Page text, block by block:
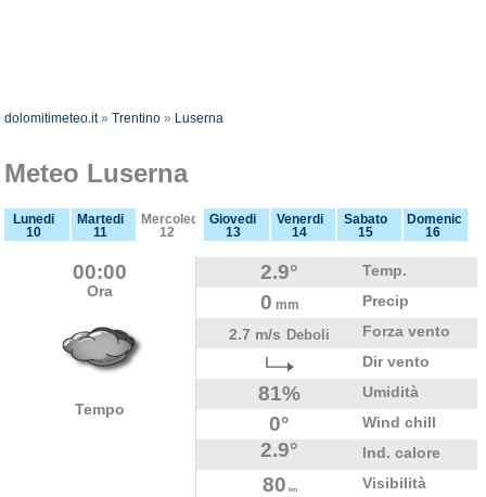
dolomitimeteo.it»Trentino » Luserna
Meteo Luserna
Lunedi
10
Martedi
11
Mercoledi
12
Giovedi
13
Venerdi
14
Sabato
15
Domenica
16
00:00
Ora
Tempo
2.9° Temp.
0 mm
Precip
2.7 m/s Deboli
Forza vento
Dir vento
81% Umidità
0° Wind chill
2.9° Ind. calore
80 km Visibilità